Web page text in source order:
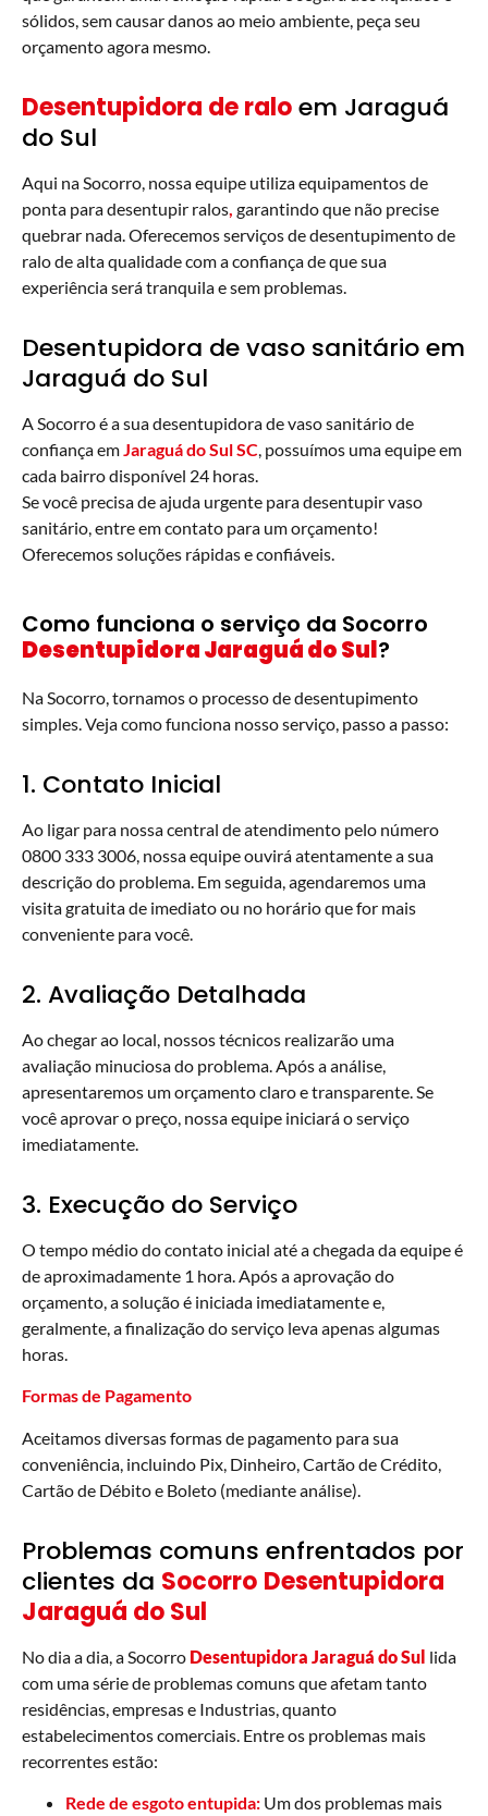
sólidos, sem causar danos ao meio ambiente, peça seu
orçamento agora mesmo.
Desentupidora de raloem Jaraguá
do Sul
Aqui na Socorro, nossa equipe utiliza equipamentos de
ponta para desentupir ralos garantindo que não precise
quebrar nada. Oferecemos serviços de desentupimento de
ralo de alta qualidade com a confiança de que sua
experiência será tranquila e sem problemas.
Desentupidora de vaso sanitário em
Jaraguá do Sul
A Socorro é a sua desentupidora de vaso sanitário de
confiança em Jaraguá do Sul SC , possuímos uma equipe em
cada bairro disponível 24 horas.
Se você precisa de ajuda urgente para desentupir vaso
sanitário, entre em contato para um orçamento!
Oferecemos soluções rápidas e confiáveis.
Como funciona o serviço da Socorro
Desentupidora Jaraguá do Sul?
Na Socorro, tornamos o processo de desentupimento
simples. Veja como funciona nosso serviço, passo a passo:
1. Contato Inicial
Ao ligar para nossa central de atendimento pelo número
0800 333 3006, nossa equipe ouvirá atentamente a sua
descrição do problema. Em seguida, agendaremos uma
visita gratuita de imediato ou no horário que for mais
conveniente para você.
2. Avaliação Detalhada
Ao chegar ao local, nossos técnicos realizarão uma
avaliação minuciosa do problema. Após a análise,
apresentaremos um orçamento claro e transparente. Se
você aprovar o preço, nossa equipe iniciará o serviço
imediatamente.
3. Execução do Serviço
O tempo médio do contato inicial até a chegada da equipe é
de aproximadamente 1 hora. Após a aprovação do
orçamento, a solução é iniciada imediatamente e,
geralmente, a finalização do serviço leva apenas algumas
horas.
Formas de Pagamento
Aceitamos diversas formas de pagamento para sua
conveniência, incluindo Pix, Dinheiro, Cartão de Crédito,
Cartão de Débito e Boleto (mediante análise).
Problemas comuns enfrentados por
clientes da Socorro Desentupidora
Jaraguá do Sul
No dia a dia, a Socorro Desentupidora Jaraguá do Sul lida
com uma série de problemas comuns que afetam tanto
residências, empresas e Industrias, quanto
estabelecimentos comerciais. Entre os problemas mais
recorrentes estão:
Rede de esgoto entupida: Um dos problemas mais